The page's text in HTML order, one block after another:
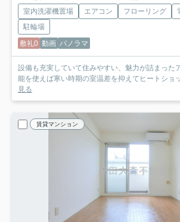
室内洗濯機置場 エアコン フローリング
駐輪場
敷礼0 動画 パノラマ
設備も充実していて住みやすい、魅力が詰まった
能を使えば寒い時期の室温差を抑えてヒートショ
見る
賃貸マンション